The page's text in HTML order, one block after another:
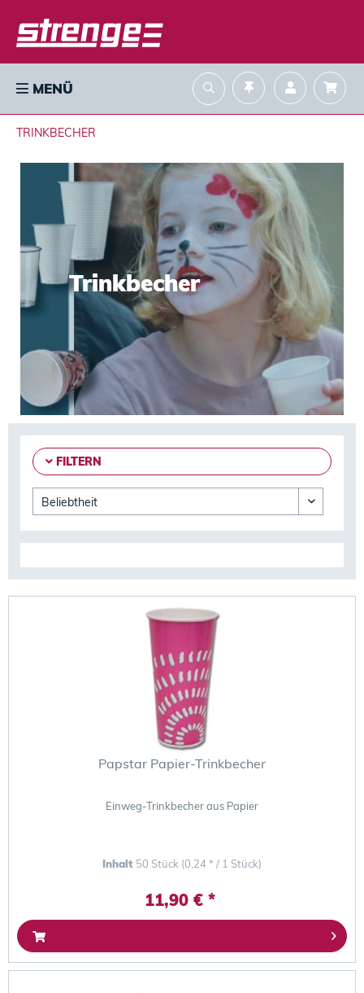
MENÜ
TRINKBECHER
Trinkbecher
FILTERN
Papstar Papier-Trinkbecher
Einweg-Trinkbecher aus Papier
Inhalt 50 Stück (0,24 * / 1 Stück)
11,90 € *